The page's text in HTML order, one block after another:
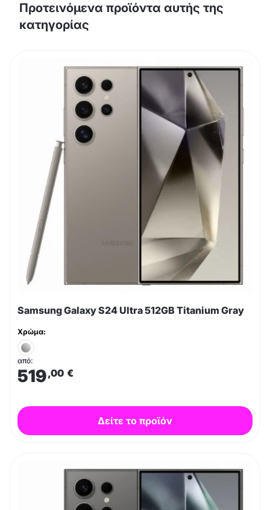
Προτεινόμενα προϊόντα αυτής της
κατηγορίας
Samsung Galaxy S24 Ultra 512GB Titanium Gray
Χρώμα:
από:
519,00 €
Δείτε το προϊόν